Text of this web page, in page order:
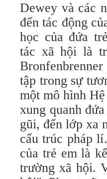
Dewey và các
đến tác động
học của đứa
tác xã hội là
tập trong sự
một mô hình
xung quanh
gũi, đến lớp xa
cấu trúc pháp
của trẻ em là
trường xã hội.